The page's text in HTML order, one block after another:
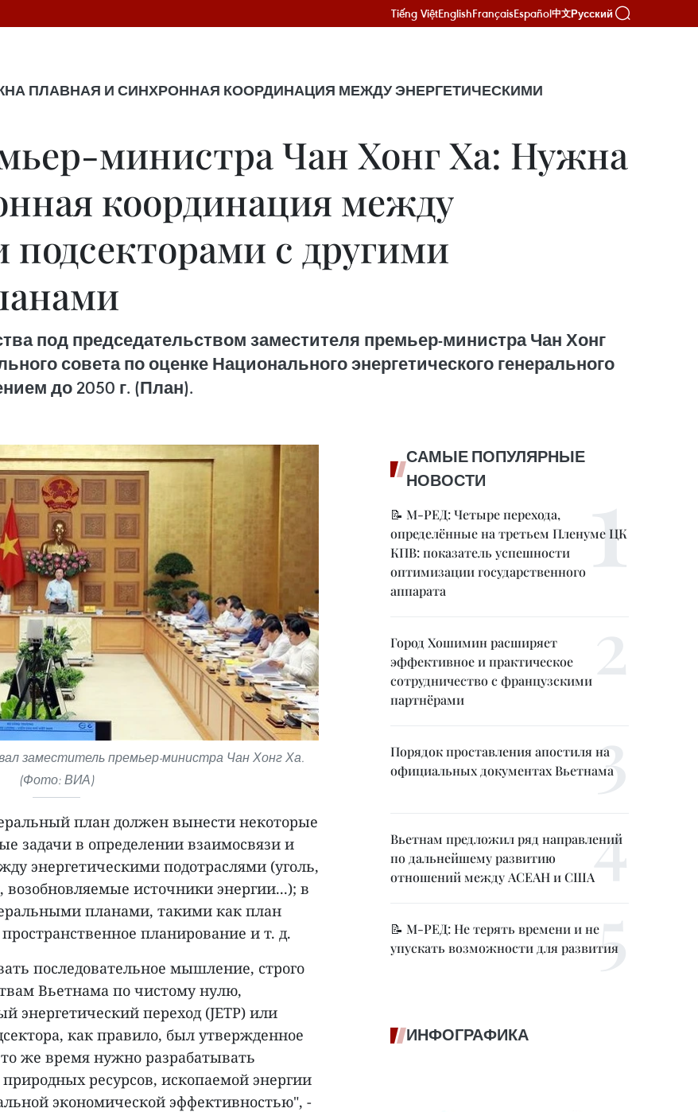
Tiếng ViệtEnglishFrançaisEspañol中文Русский
ПЛАВНАЯ И СИНХРОННАЯ КООРДИНАЦИЯ МЕЖДУ ЭНЕРГЕТИЧЕСКИМИ
министра Чан Хонг Ха: Нужна
координация между
подсекторами с другими
под председательством заместителя премьер-министра Чан Хонг
совета по оценке Национального энергетического генерального
до 2050 г. (План).
заместитель премьер-министра Чан Хонг Ха.
(Фото: ВИА)
план должен вынести некоторые
задачи в определении взаимосвязи и
энергетическими подотраслями (уголь,
возобновляемые источники энергии...); в
планами, такими как план
планирование и т. д.
последовательное мышление, строго
Вьетнама по чистому нулю,
энергетический переход (JETP) или
как правило, был утвержденное
же время нужно разрабатывать
ресурсов, ископаемой энергии
экономической эффективностью", -
САМЫЕ ПОПУЛЯРНЫЕ
НОВОСТИ
📝 М-РЕД: Четыре перехода,
определённые на третьем Пленуме ЦК
КПВ: показатель успешности
оптимизации государственного
аппарата
Город Хошимин расширяет
эффективное и практическое
сотрудничество с французскими
партнёрами
Порядок проставления апостиля на
официальных документах Вьетнама
Вьетнам предложил ряд направлений
по дальнейшему развитию
отношений между АСЕАН и США
📝 М-РЕД: Не терять времени и не
упускать возможности для развития
ИНФОГРАФИКА